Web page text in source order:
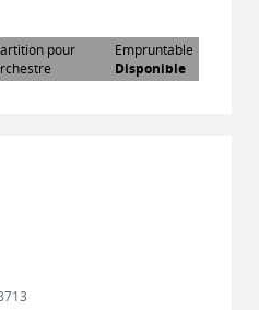
pour
Empruntable
Disponible